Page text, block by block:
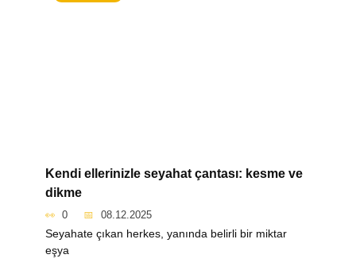
Kendi ellerinizle seyahat çantası: kesme ve
dikme
0 08.12.2025
Seyahate çıkan herkes, yanında belirli bir miktar
eşya